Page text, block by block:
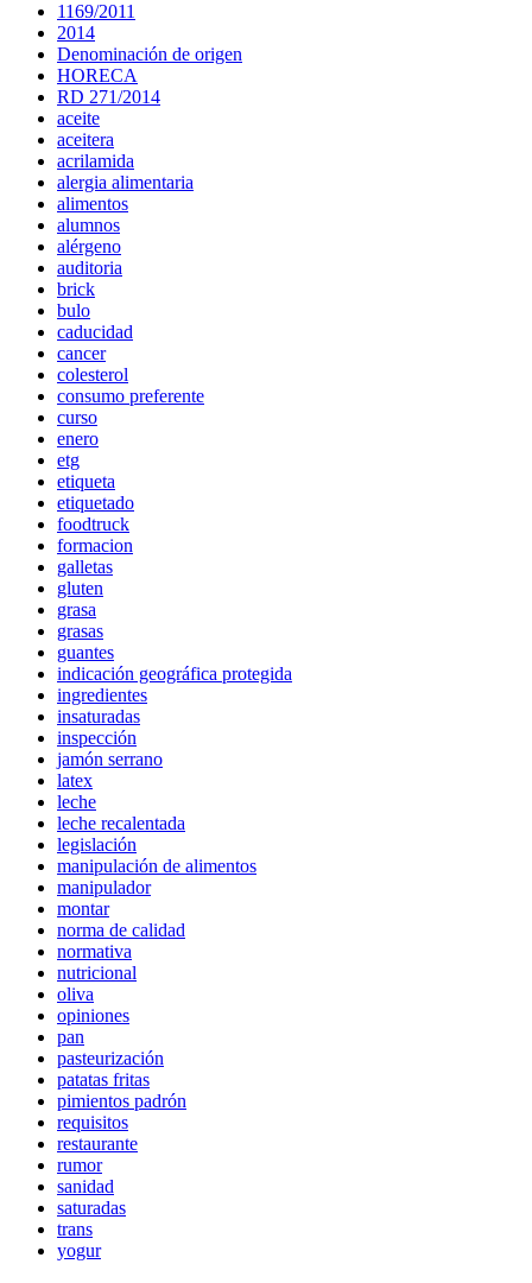
1169/2011
2014
Denominación de origen
HORECA
RD 271/2014
aceite
aceitera
acrilamida
alergia alimentaria
alimentos
alumnos
alérgeno
auditoria
brick
bulo
caducidad
cancer
colesterol
consumo preferente
curso
enero
etg
etiqueta
etiquetado
foodtruck
formacion
galletas
gluten
grasa
grasas
guantes
indicación geográfica protegida
ingredientes
insaturadas
inspección
jamón serrano
latex
leche
leche recalentada
legislación
manipulación de alimentos
manipulador
montar
norma de calidad
normativa
nutricional
oliva
opiniones
pan
pasteurización
patatas fritas
pimientos padrón
requisitos
restaurante
rumor
sanidad
saturadas
trans
yogur